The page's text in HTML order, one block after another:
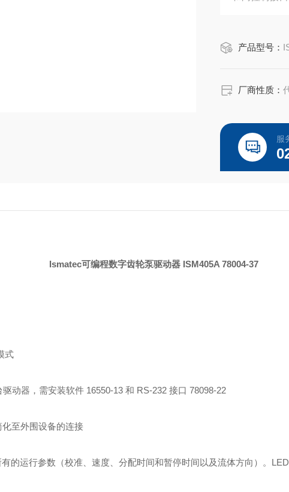
产品型号：
厂商性质：
服
Ismatec可编程数字齿轮泵驱动器 ISM405A 78004-37
式
动器，需安装软件 16550-13 和 RS-232 接口 78098-22
至外围设备的连接
的运行参数（校准、速度、分配时间和暂停时间以及流体方向）。